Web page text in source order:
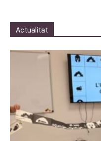
Actualitat